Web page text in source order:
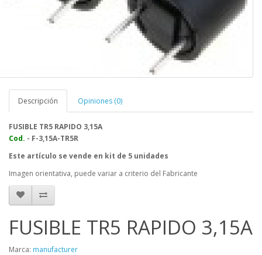
Descripción Opiniones (0)
FUSIBLE TR5 RAPIDO 3,15A
Cod. - F-3,15A-TR5R
Este artículo se vende en kit de 5 unidades
Imagen orientativa, puede variar a criterio del Fabricante
FUSIBLE TR5 RAPIDO 3,15A
Marca: manufacturer